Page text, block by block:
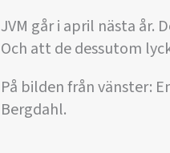
JVM går i april nästa år.
Och att de dessutom
På bilden från vänster:
Bergdahl.